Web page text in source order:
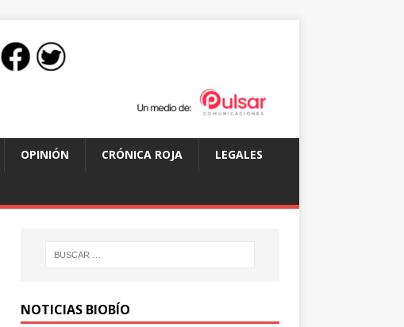
OPINIÓN CRÓNICA ROJA LEGALES
NOTICIAS BIOBÍO